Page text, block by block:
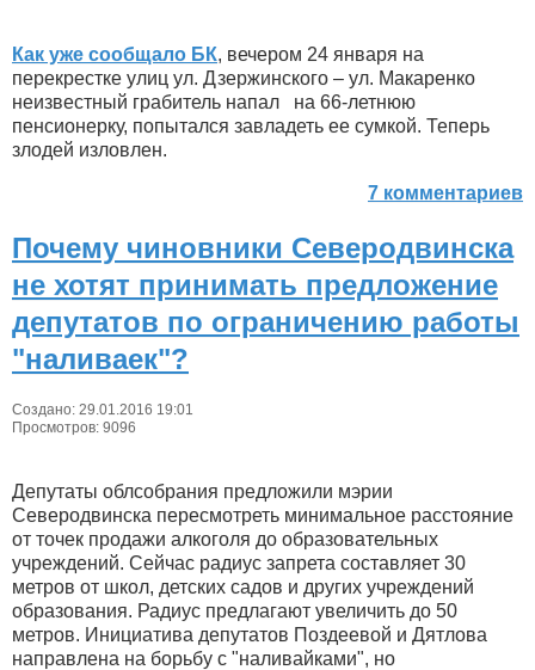
Как уже сообщало БК, вечером 24 января на
перекрестке улиц ул. Дзержинского – ул. Макаренко
неизвестный грабитель напал на 66-летнюю
пенсионерку, попытался завладеть ее сумкой. Теперь
злодей изловлен.
7 комментариев
Почему чиновники Северодвинска
не хотят принимать предложение
депутатов по ограничению работы
"наливаек"?
Создано: 29.01.2016 19:01
Просмотров: 9096
Депутаты облсобрания предложили мэрии
Северодвинска пересмотреть минимальное расстояние
от точек продажи алкоголя до образовательных
учреждений. Сейчас радиус запрета составляет 30
метров от школ, детских садов и других учреждений
образования. Радиус предлагают увеличить до 50
метров. Инициатива депутатов Поздеевой и Дятлова
направлена на борьбу с "наливайками", но